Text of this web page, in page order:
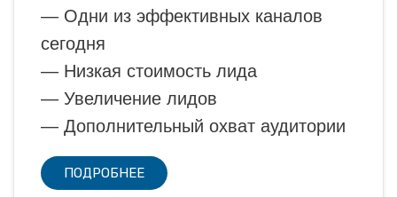
— Одни из эффективных каналов
сегодня
— Низкая стоимость лида
— Увеличение лидов
— Дополнительный охват аудитории
ПОДРОБНЕЕ